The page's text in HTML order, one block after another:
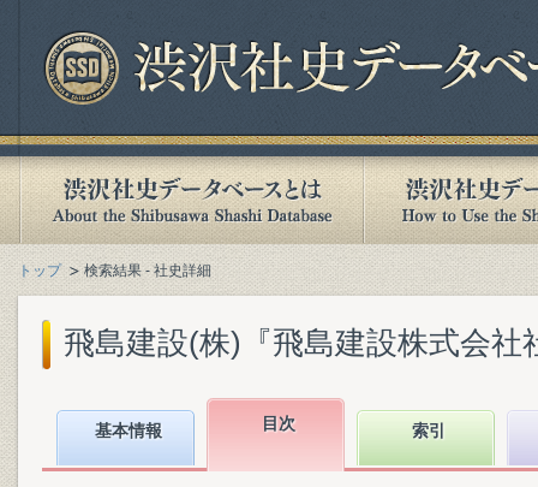
トップ 検索結果 - 社史詳細
飛島建設(株)『飛島建設株式会社
基本情報 目次 索引